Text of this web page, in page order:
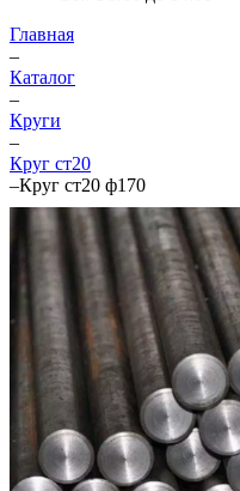
Главная
–
Каталог
–
Круги
–
Круг ст20
–Круг ст20 ф170